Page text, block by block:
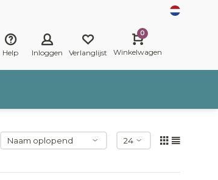
Help Inloggen Verlanglijst
0
Winkelwagen